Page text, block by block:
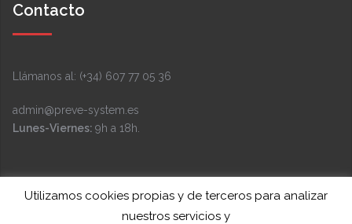
Contacto
Llámanos al: (+34) 607 77 05 36
admin@preve-system.es
Lunes-Viernes: 9h a 18h.
Facebook InstagramLinkedIn YouTube Twitter
Utilizamos cookies propias y de terceros para analizar
nuestros servicios y